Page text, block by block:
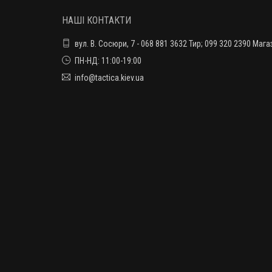
НАШІ КОНТАКТИ
вул. В. Сосюри, 7 - 068 881 3632 Тир; 099 320 2390
ПН-НД: 11:00-19:00
info@tactica.kiev.ua